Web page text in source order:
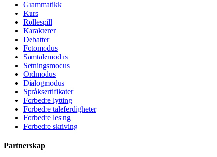
Grammatikk
Kurs
Rollespill
Karakterer
Debatter
Fotomodus
Samtalemodus
Setningsmodus
Ordmodus
Dialogmodus
Språksertifikater
Forbedre lytting
Forbedre taleferdigheter
Forbedre lesing
Forbedre skriving
Partnerskap